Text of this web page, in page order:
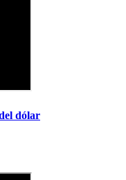
dólar